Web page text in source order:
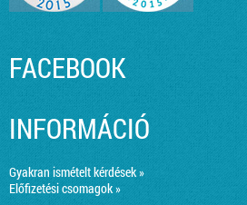
FACEBOOK
INFORMÁCIÓ
Gyakran ismételt kérdések »
Előfizetési csomagok »